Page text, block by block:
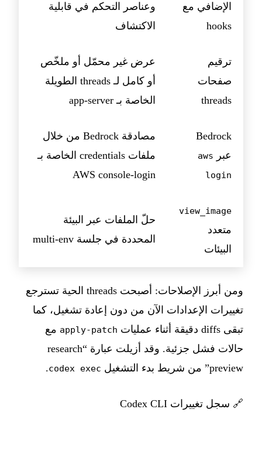
الإضافي مع
hooks
وعناصر التحكم في قابلية
الاكتشاف
ترقيم
صفحات
threads
عرض غير محمّل أو ملخّص
أو كامل لـ threads الطويلة
الخاصة بـ app-server
Bedrock
عبر
aws
login
مصادقة Bedrock من خلال
ملفات credentials الخاصة بـ
AWS console-login
view_image
متعدد
البيئات
حلّ الملفات عبر البيئة
المحددة في جلسة multi-env
ومن أبرز الإصلاحات: أصبحت threads الحية تسترجع
تغييرات الإعدادات الآن من دون إعادة تشغيل، كما
تبقى diffs دقيقة أثناء عمليات
apply-patch مع
حالات فشل جزئية. وقد أزيلت عبارة “research
preview” من شريط بدء التشغيل
codex exec
.
🔗 سجل تغييرات Codex CLI